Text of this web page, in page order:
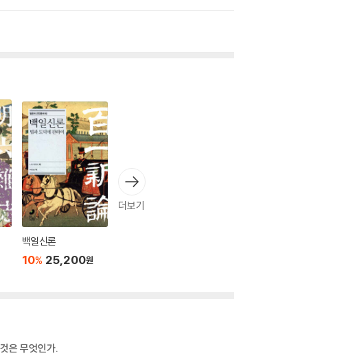
백일신론
10% 25,200원
더보기
은 무엇인가.